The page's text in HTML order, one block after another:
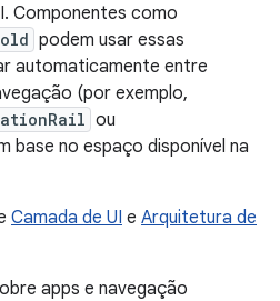
Componentes como
podem usar essas
automaticamente entre
(por exemplo,
ou
base no espaço disponível na
Camada de UI e Arquitetura de
apps e navegação